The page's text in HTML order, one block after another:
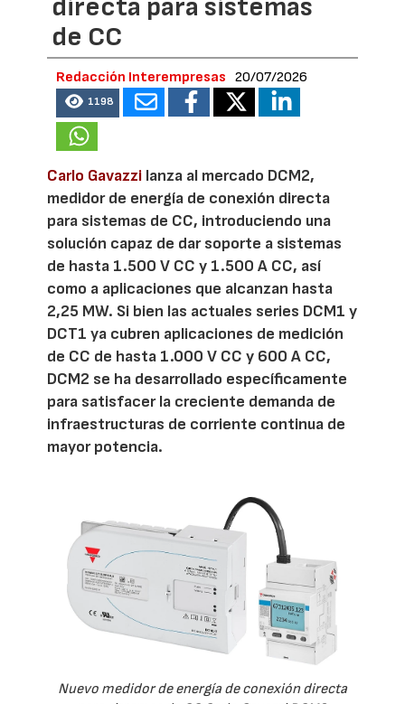
directa para sistemas
de CC
Redacción Interempresas 20/07/2026
1198
Carlo Gavazzi lanza al mercado DCM2,
medidor de energía de conexión directa
para sistemas de CC, introduciendo una
solución capaz de dar soporte a sistemas
de hasta 1.500 V CC y 1.500 A CC, así
como a aplicaciones que alcanzan hasta
2,25 MW. Si bien las actuales series DCM1 y
DCT1 ya cubren aplicaciones de medición
de CC de hasta 1.000 V CC y 600 A CC,
DCM2 se ha desarrollado específicamente
para satisfacer la creciente demanda de
infraestructuras de corriente continua de
mayor potencia.
Nuevo medidor de energía de conexión directa